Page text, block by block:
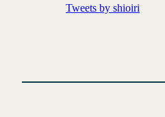
Tweets by shioiri